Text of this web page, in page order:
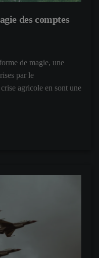
des comptes
de magie, une
par le
agricole en sont une